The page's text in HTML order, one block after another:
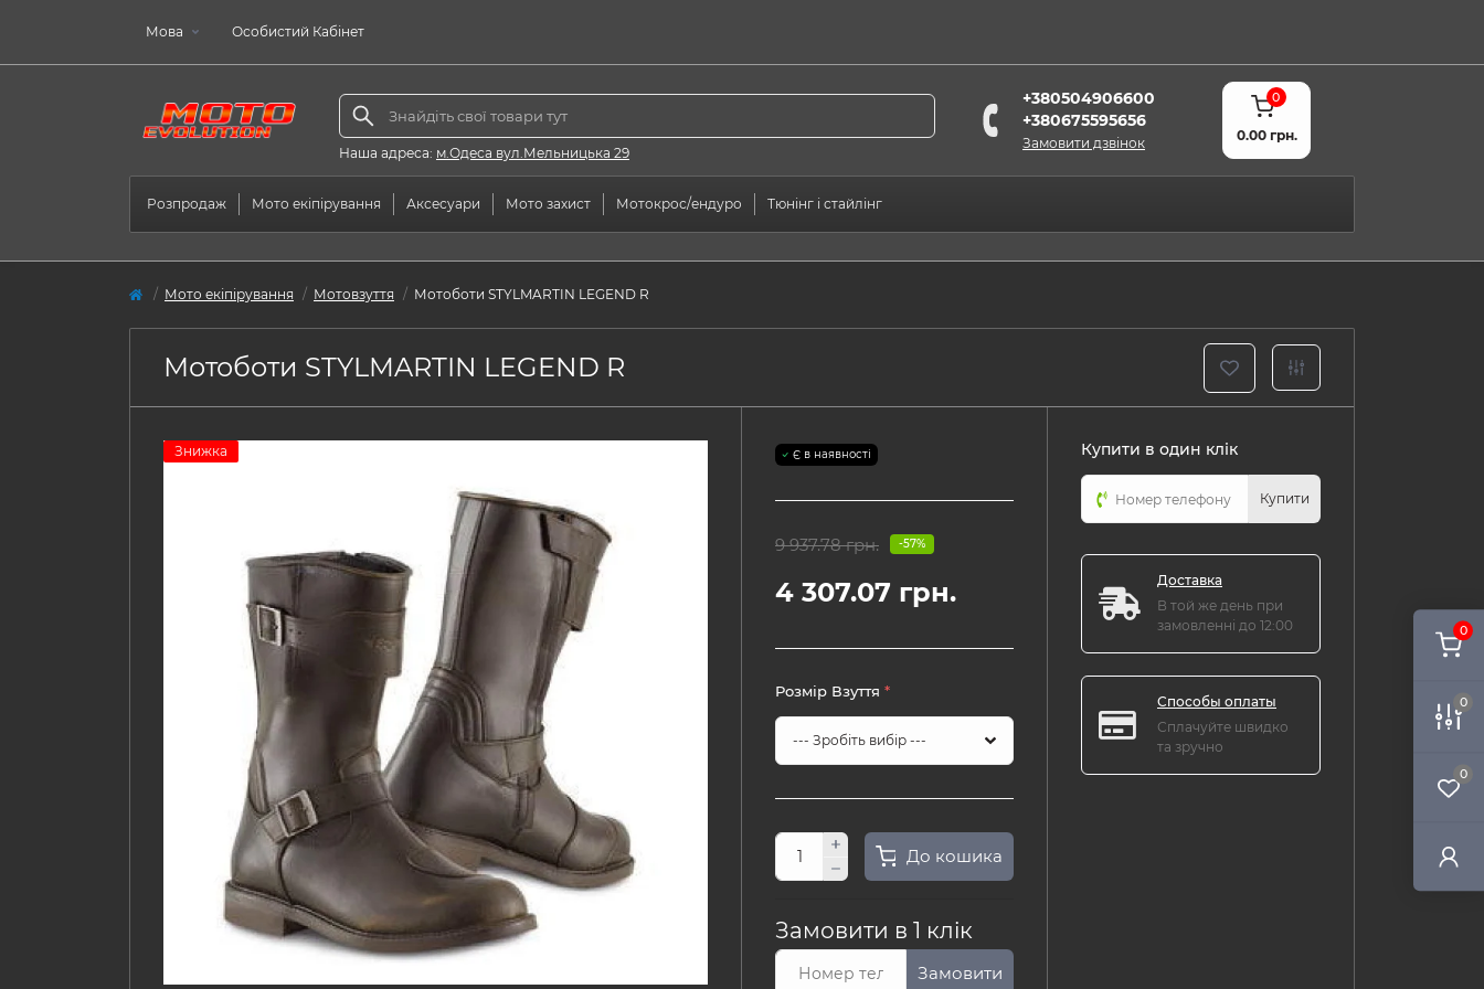
0
0
0
Мова Особистий Кабінет
Наша адреса: м.Одеса вул.Мельницька 29
+380504906600
+380675595656
Замовити дзвінок
0
0.00 грн.
Розпродаж Мото екіпірування Аксесуари Мото захист Мотокрос/ендуро Тюнінг і стайлінг
Мото екіпірування Мотовзуття Мотоботи STYLMARTIN LEGEND R
Мотоботи STYLMARTIN LEGEND R
Знижка Є в наявності
9 937.78 грн. -57%
4 307.07 грн.
Розмір Взуття *
До кошика
Замовити в 1 клік
Замовити
Купити в один клік
Купити
Доставка
В той же день при
замовленні до 12:00
Способы оплаты
Сплачуйте швидко
та зручно